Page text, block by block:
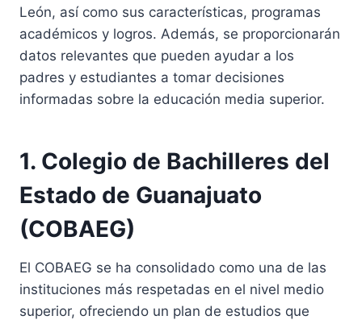
León, así como sus características, programas
académicos y logros. Además, se proporcionarán
datos relevantes que pueden ayudar a los
padres y estudiantes a tomar decisiones
informadas sobre la educación media superior.
1. Colegio de Bachilleres del
Estado de Guanajuato
(COBAEG)
El COBAEG se ha consolidado como una de las
instituciones más respetadas en el nivel medio
superior, ofreciendo un plan de estudios que